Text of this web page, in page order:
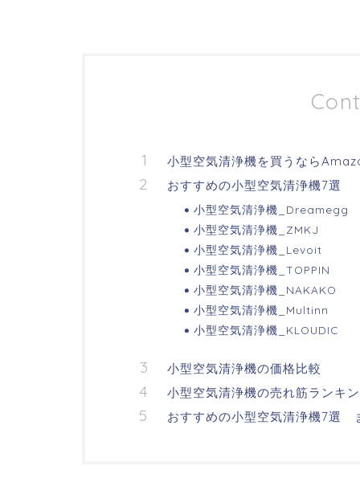
小型空気清浄機を買うなら
おすすめの小型空気清浄機7選
小型空気清浄機_Dreamegg
小型空気清浄機_ZMKJ
小型空気清浄機_Levoit
小型空気清浄機_TOPPIN
小型空気清浄機_NAKAKO
小型空気清浄機_Multinn
小型空気清浄機_KLOUDIC
小型空気清浄機の価格比較
小型空気清浄機の売れ筋ランキ
おすすめの小型空気清浄機7選